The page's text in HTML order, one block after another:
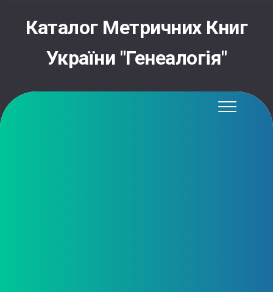
contentКаталог Метричних Книг
України "Генеалогія"